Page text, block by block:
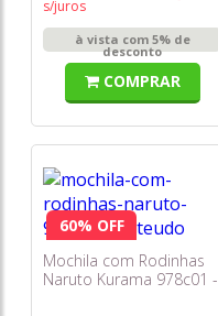
s/juros
à vista com 5% de
desconto
COMPRAR
60% OFF
Mochila com Rodinhas
Naruto Kurama 978c01 -